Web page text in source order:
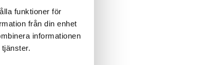
funktioner för
från din enhet
informationen